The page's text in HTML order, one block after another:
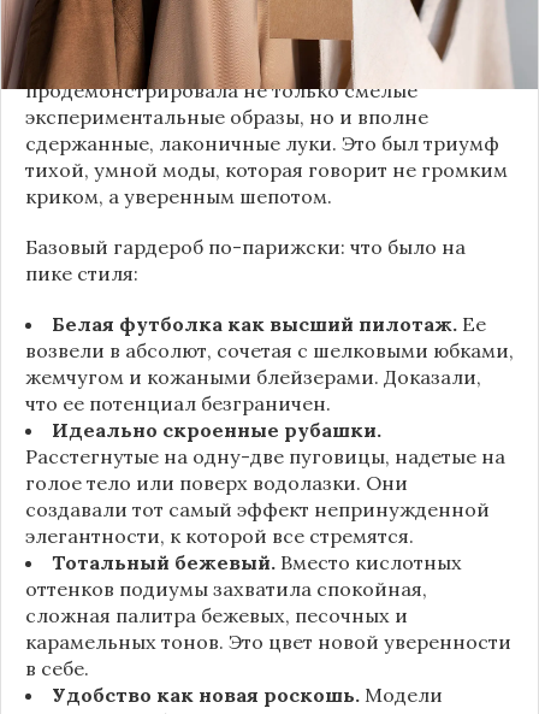
Как тонко подметила автор канала «Деловая
косметичка», завершившаяся неделя моды
продемонстрировала не только смелые
экспериментальные образы, но и вполне
сдержанные, лаконичные луки. Это был триумф
тихой, умной моды, которая говорит не громким
криком, а уверенным шепотом.
Базовый гардероб по-парижски: что было на
пике стиля:
Белая футболка как высший пилотаж. Ее
возвели в абсолют, сочетая с шелковыми юбками,
жемчугом и кожаными блейзерами. Доказали,
что ее потенциал безграничен.
Идеально скроенные рубашки.
Расстегнутые на одну-две пуговицы, надетые на
голое тело или поверх водолазки. Они
создавали тот самый эффект непринужденной
элегантности, к которой все стремятся.
Тотальный бежевый. Вместо кислотных
оттенков подиумы захватила спокойная,
сложная палитра бежевых, песочных и
карамельных тонов. Это цвет новой уверенности
в себе.
Удобство как новая роскошь. Модели